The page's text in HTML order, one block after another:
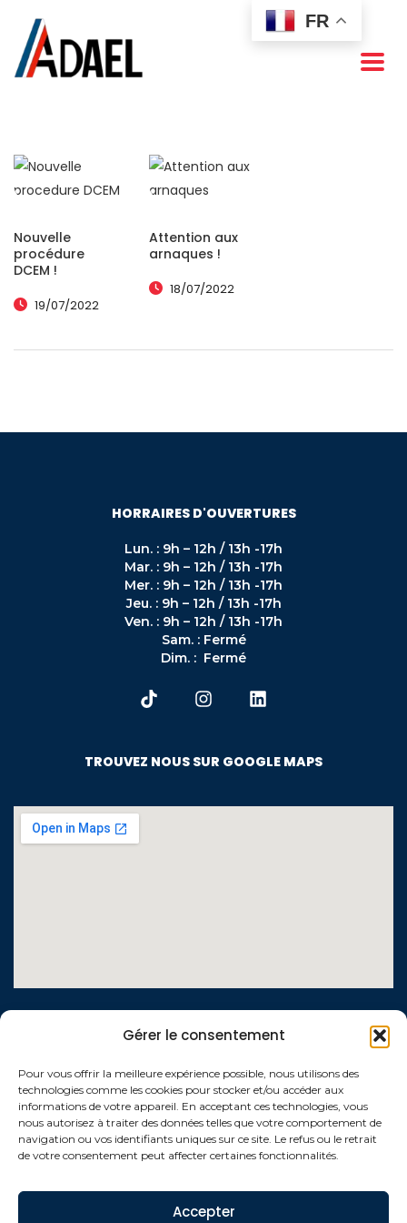
Gérer le consentement
Pour vous offrir la meilleure expérience possible, nous utilisons des
technologies comme les cookies pour stocker et/ou accéder aux
informations de votre appareil. En acceptant ces technologies, vous
nous autorisez à traiter des données telles que votre comportement de
navigation ou vos identifiants uniques sur ce site. Le refus ou le retrait
de votre consentement peut affecter certaines fonctionnalités.
Accepter
FR
Nouvelle
procédure
DCEM !
19/07/2022
Attention aux
arnaques !
18/07/2022
HORRAIRES D'OUVERTURES
Lun. : 9h – 12h / 13h -17h
Mar. : 9h – 12h / 13h -17h
Mer. : 9h – 12h / 13h -17h
Jeu. : 9h – 12h / 13h -17h
Ven. : 9h – 12h / 13h -17h
Sam. : Fermé
Dim. : Fermé
TROUVEZ NOUS SUR GOOGLE MAPS
LIENS UTILES
Qui sommes-nous ?
Conditions générales de vente
Politique de confidentialité
Mentions légales